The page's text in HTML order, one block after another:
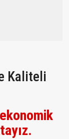
Kaliteli